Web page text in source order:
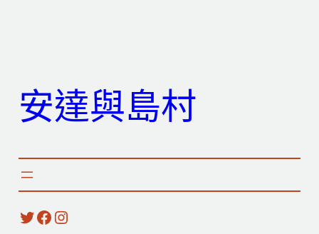
安達與島村
X Facebook Instagram